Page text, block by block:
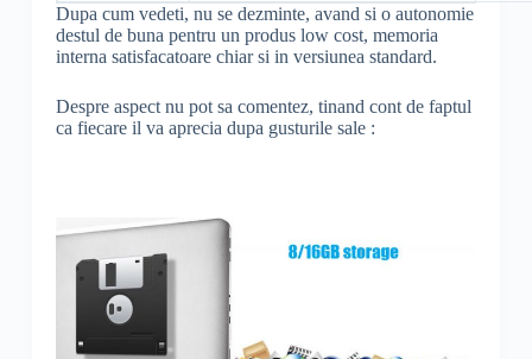
Dupa cum vedeti, nu se dezminte, avand si o autonomie
destul de buna pentru un produs low cost, memoria
interna satisfacatoare chiar si in versiunea standard.
Despre aspect nu pot sa comentez, tinand cont de faptul
ca fiecare il va aprecia dupa gusturile sale :